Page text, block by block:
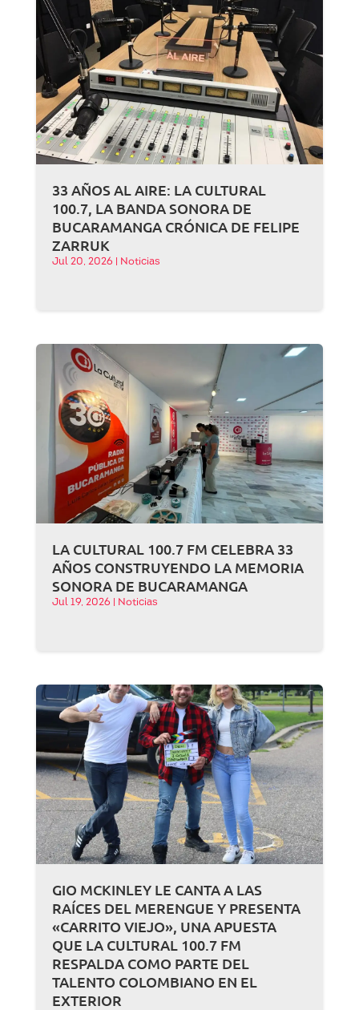
33 AÑOS AL AIRE: LA CULTURAL
100.7, LA BANDA SONORA DE
BUCARAMANGA CRÓNICA DE FELIPE
ZARRUK
Jul 20, 2026 Noticias
LA CULTURAL 100.7 FM CELEBRA 33
AÑOS CONSTRUYENDO LA MEMORIA
SONORA DE BUCARAMANGA
Jul 19, 2026 Noticias
GIO MCKINLEY LE CANTA A LAS
RAÍCES DEL MERENGUE Y PRESENTA
«CARRITO VIEJO», UNA APUESTA
QUE LA CULTURAL 100.7 FM
RESPALDA COMO PARTE DEL
TALENTO COLOMBIANO EN EL
EXTERIOR